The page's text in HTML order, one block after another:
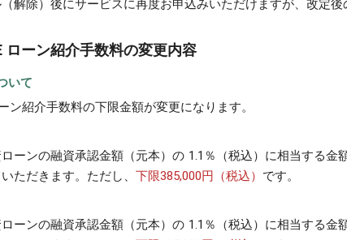
解除）後にサービスに再度お申込みいただけますが、改定後
ローン紹介手数料の変更内容
いて
ン紹介手数料の下限金額が変更になります。
ーンの融資承認金額（元本）の 1.1％（税込）に相当する金
ただきます。ただし、 下限385,000円（税込） です。
ーンの融資承認金額（元本）の 1.1％（税込）に相当する金